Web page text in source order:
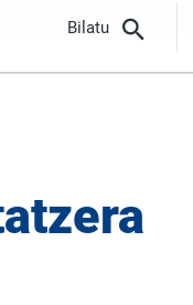
Bilatu